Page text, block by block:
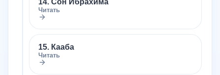
14. Сон Ибрахима
Читать
15. Кааба
Читать